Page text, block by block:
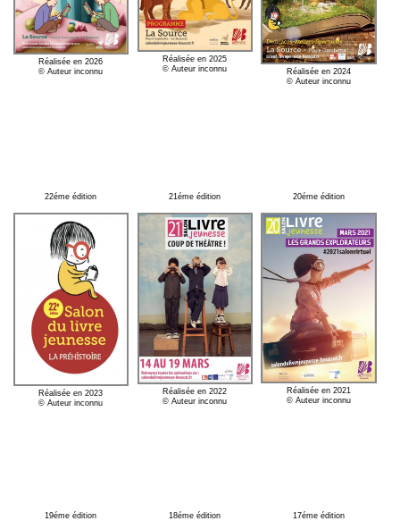
Réalisée en 2026
© Auteur inconnu
Réalisée en 2025
© Auteur inconnu
Réalisée en 2024
© Auteur inconnu
22éme édition
Réalisée en 2023
© Auteur inconnu
21éme édition
Réalisée en 2022
© Auteur inconnu
20éme édition
Réalisée en 2021
© Auteur inconnu
19éme édition 18éme édition 17éme édition